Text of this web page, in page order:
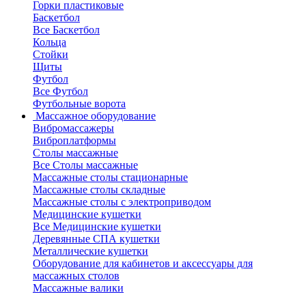
Горки пластиковые
Баскетбол
Все Баскетбол
Кольца
Стойки
Щиты
Футбол
Все Футбол
Футбольные ворота
Массажное оборудование
Вибромассажеры
Виброплатформы
Столы массажные
Все Столы массажные
Массажные столы стационарные
Массажные столы складные
Массажные столы с электроприводом
Медицинские кушетки
Все Медицинские кушетки
Деревянные СПА кушетки
Металлические кушетки
Оборудование для кабинетов и аксессуары для
массажных столов
Массажные валики